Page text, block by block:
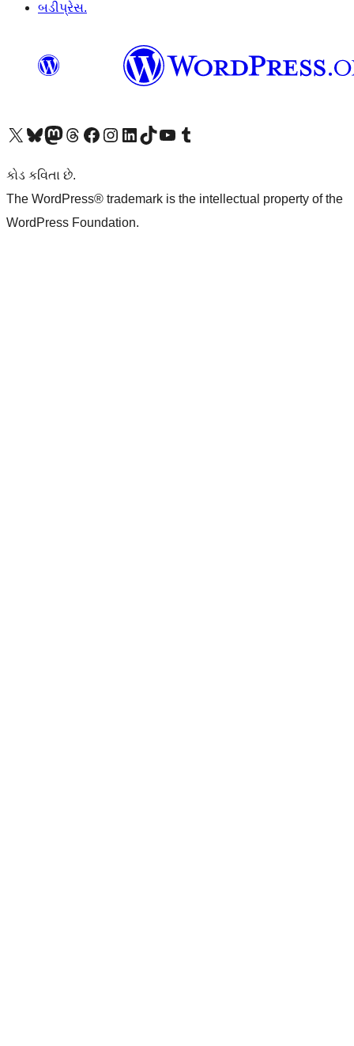
બડીપ્રેસ.
અમારા X (અગાઉ ટ્વિટર) એકાઉન્ટની મુલાકાત લોઅમારા Bluesky એકાઉન્ટની મુલાકાત લોઅમારા માસ્ટોડોન એકાઉન્ટની મુલાકાત લોઅમારા Threads એકાઉન્ટની મુલાકાત લો અમારા ફેસબુક પેજની મુલાકાત લોઅમારા ઇન્સ્ટાગ્રામ એકાઉન્ટની મુલાકાત લો અમારા LinkedIn એકાઉન્ટની મુલાકાત લોઅમારા TikTok એકાઉન્ટની મુલાકાત લોઅમારી YouTube ચેનલની મુલાકાત લો અમારા Tumblr એકાઉન્ટની મુલાકાત લો
કોડ કવિતા છે.
The WordPress® trademark is the intellectual property of the
WordPress Foundation.